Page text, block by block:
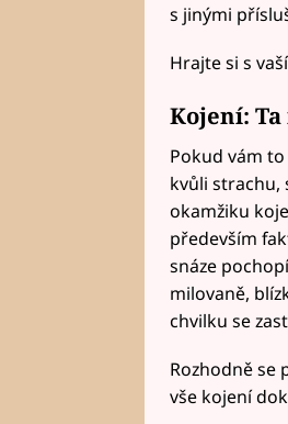
s jinými
Hrajte si s
Kojení:
Pokud vám
kvůli strachu,
okamžiku
především
snáze
milovaně,
chvilku se
Rozhodně se
vše kojení